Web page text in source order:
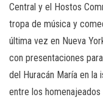
Central y el Hostos
tropa de música y
última vez en Nueva
con presentaciones
del Huracán María en
entre los